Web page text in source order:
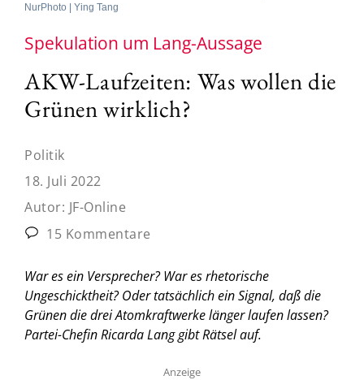
NurPhoto | Ying Tang
Spekulation um Lang-Aussage
AKW-Laufzeiten: Was wollen die
Grünen wirklich?
Politik
18. Juli 2022
Autor: JF-Online
15 Kommentare
War es ein Versprecher? War es rhetorische
Ungeschicktheit? Oder tatsächlich ein Signal, daß die
Grünen die drei Atomkraftwerke länger laufen lassen?
Partei-Chefin Ricarda Lang gibt Rätsel auf.
Anzeige